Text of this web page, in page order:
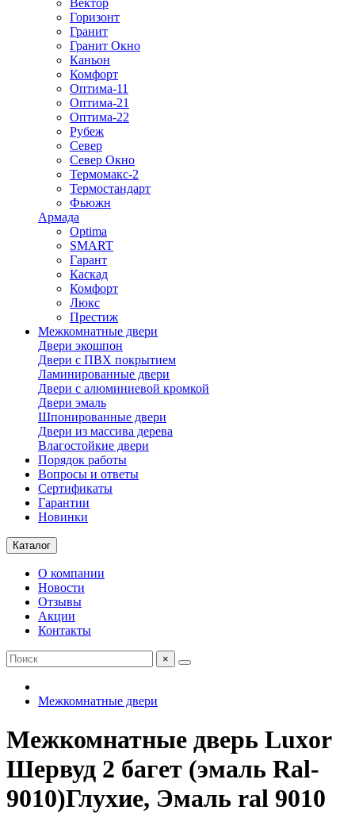
Вектор
Горизонт
Гранит
Гранит Окно
Каньон
Комфорт
Оптима-11
Оптима-21
Оптима-22
Рубеж
Север
Север Окно
Термомакс-2
Термостандарт
Фьюжн
Армада
Optima
SMART
Гарант
Каскад
Комфорт
Люкс
Престиж
Межкомнатные двери
Двери экошпон
Двери с ПВХ покрытием
Ламинированные двери
Двери с алюминиевой кромкой
Двери эмаль
Шпонированные двери
Двери из массива дерева
Влагостойкие двери
Порядок работы
Вопросы и ответы
Сертификаты
Гарантии
Новинки
Каталог
О компании
Новости
Отзывы
Акции
Контакты
×
Межкомнатные двери
Межкомнатные дверь Luxor
Шервуд 2 багет (эмаль Ral-
9010)Глухие, Эмаль ral 9010